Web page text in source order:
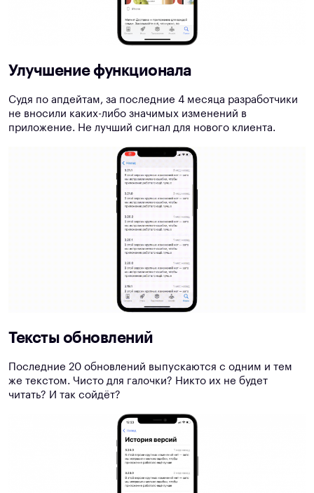
Улучшение функционала
Судя по апдейтам, за последние 4 месяца разработчики
не вносили каких-либо значимых изменений в
приложение. Не лучший сигнал для нового клиента.
Тексты обновлений
Последние 20 обновлений выпускаются с одним и тем
же текстом. Чисто для галочки? Никто их не будет
читать? И так сойдёт?